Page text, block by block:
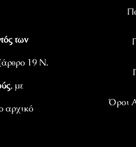
των
19 Ν.
, με
αρχικό
Όροι